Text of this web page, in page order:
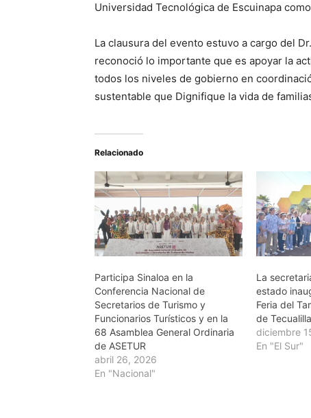
Universidad Tecnológica de Escuinapa
La clausura del evento estuvo a cargo del
reconoció lo importante que es apoyar la
todos los niveles de gobierno en
sustentable que Dignifique la vida de
Relacionado
Participa Sinaloa en la
Conferencia Nacional de
Secretarios de Turismo y
Funcionarios Turísticos y en la
68 Asamblea General Ordinaria
de ASETUR
abril 26, 2026
En "Nacional"
La
estado
Feria del
de
diciembre
En "El Sur"